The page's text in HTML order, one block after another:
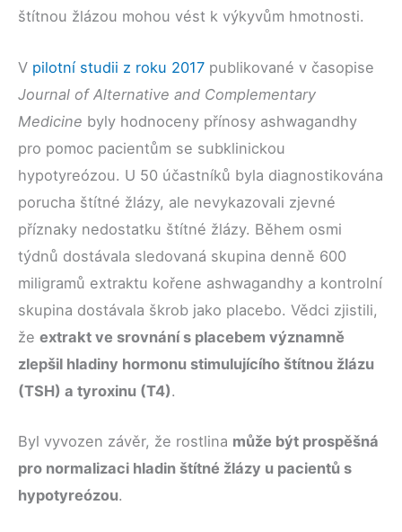
štítnou žlázou mohou vést k výkyvům hmotnosti.
V pilotní studii z roku 2017 publikované v časopise
Journal of Alternative and Complementary
Medicine byly hodnoceny přínosy ashwagandhy
pro pomoc pacientům se subklinickou
hypotyreózou. U 50 účastníků byla diagnostikována
porucha štítné žlázy, ale nevykazovali zjevné
příznaky nedostatku štítné žlázy. Během osmi
týdnů dostávala sledovaná skupina denně 600
miligramů extraktu kořene ashwagandhy a kontrolní
skupina dostávala škrob jako placebo. Vědci zjistili,
že extrakt ve srovnání s placebem významně
zlepšil hladiny hormonu stimulujícího štítnou žlázu
(TSH) a tyroxinu (T4).
Byl vyvozen závěr, že rostlina může být prospěšná
pro normalizaci hladin štítné žlázy u pacientů s
hypotyreózou.